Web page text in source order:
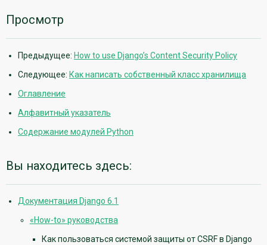
Просмотр
Предыдущее: How to use Django’s Content Security Policy
Следующее: Как написать собственный класс хранилища
Оглавление
Алфавитный указатель
Содержание модулей Python
Вы находитесь здесь:
Документация Django 6.1
«How-to» руководства
Как пользоваться системой защиты от CSRF в Django